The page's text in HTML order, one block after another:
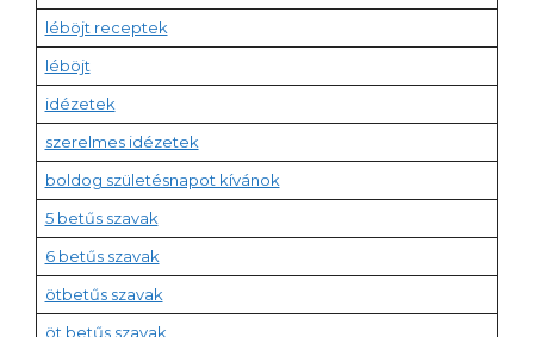
léböjt receptek
léböjt
idézetek
szerelmes idézetek
boldog születésnapot kívánok
5 betűs szavak
6 betűs szavak
ötbetűs szavak
öt betűs szavak